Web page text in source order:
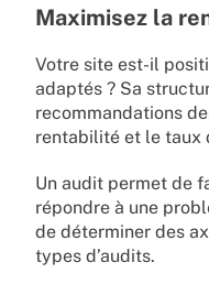
Maximisez la
Votre site est-il
adaptés ? Sa
recommandations
rentabilité et le taux
Un audit permet de
répondre à une
de déterminer des
types d’audits.